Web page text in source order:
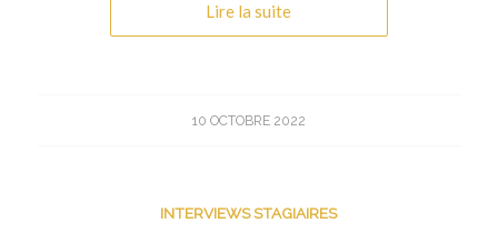
Lire la suite
10 OCTOBRE 2022
INTERVIEWS STAGIAIRES